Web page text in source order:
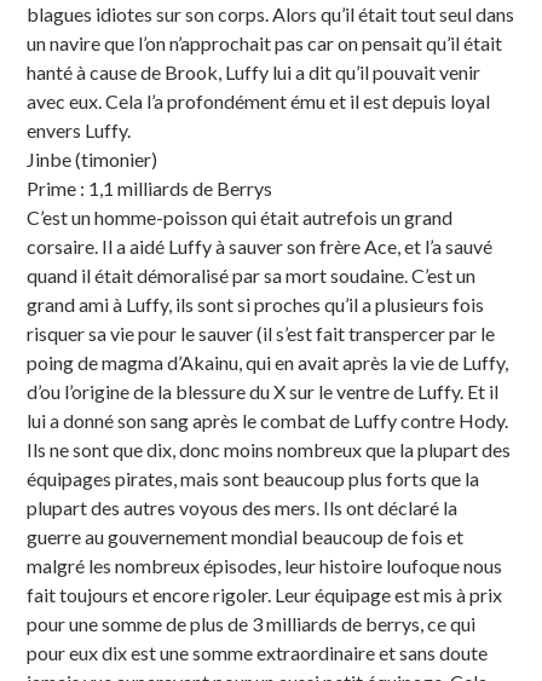
blagues idiotes sur son corps. Alors qu’il était tout seul dans
un navire que l’on n’approchait pas car on pensait qu’il était
hanté à cause de Brook, Luffy lui a dit qu’il pouvait venir
avec eux. Cela l’a profondément ému et il est depuis loyal
envers Luffy.
Jinbe (timonier)
Prime : 1,1 milliards de Berrys
C’est un homme-poisson qui était autrefois un grand
corsaire. Il a aidé Luffy à sauver son frère Ace, et l’a sauvé
quand il était démoralisé par sa mort soudaine. C’est un
grand ami à Luffy, ils sont si proches qu’il a plusieurs fois
risquer sa vie pour le sauver (il s’est fait transpercer par le
poing de magma d’Akainu, qui en avait après la vie de Luffy,
d’ou l’origine de la blessure du X sur le ventre de Luffy. Et il
lui a donné son sang après le combat de Luffy contre Hody.
Ils ne sont que dix, donc moins nombreux que la plupart des
équipages pirates, mais sont beaucoup plus forts que la
plupart des autres voyous des mers. Ils ont déclaré la
guerre au gouvernement mondial beaucoup de fois et
malgré les nombreux épisodes, leur histoire loufoque nous
fait toujours et encore rigoler. Leur équipage est mis à prix
pour une somme de plus de 3 milliards de berrys, ce qui
pour eux dix est une somme extraordinaire et sans doute